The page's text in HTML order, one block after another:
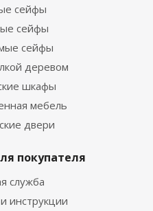
сейфы
сейфы
сейфы
деревом
шкафы
мебель
двери
покупателя
служба
инструкции